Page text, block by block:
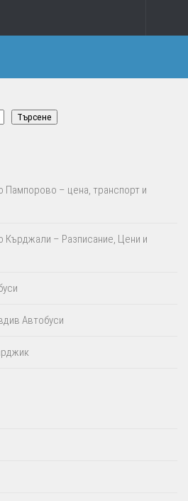
Търсене
Пампорово – цена, транспорт и
Кърджали – Разписание, Цени и
Автобуси